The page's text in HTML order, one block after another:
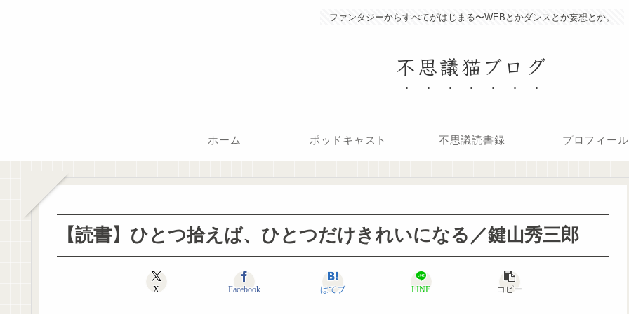
ファンタジーからすべてがはじまる〜WEBとかダンスとか妄想とか。
不思議猫ブログ
ホーム ポッドキャスト 不思議読書録 プロフィール
【読書】ひとつ拾えば、ひとつだけきれいになる／鍵山秀三郎
X Facebook はてブ LINE コピー